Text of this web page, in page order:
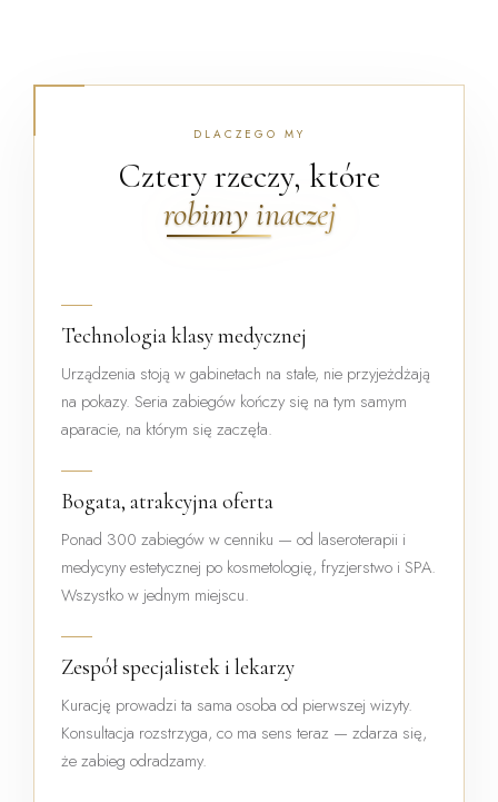
DLACZEGO MY
Cztery rzeczy, które
robimy inaczej
Technologia klasy medycznej
Urządzenia stoją w gabinetach na stałe, nie przyjeżdżają
na pokazy. Seria zabiegów kończy się na tym samym
aparacie, na którym się zaczęła.
Bogata, atrakcyjna oferta
Ponad 300 zabiegów w cenniku — od laseroterapii i
medycyny estetycznej po kosmetologię, fryzjerstwo i SPA.
Wszystko w jednym miejscu.
Zespół specjalistek i lekarzy
Kurację prowadzi ta sama osoba od pierwszej wizyty.
Konsultacja rozstrzyga, co ma sens teraz — zdarza się,
że zabieg odradzamy.